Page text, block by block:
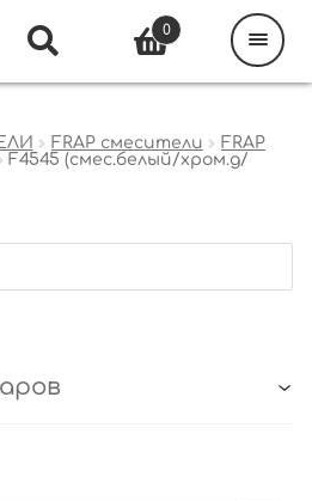
FRAP смесители
FRAP
F4545 (смес.белый/хром.д/
0